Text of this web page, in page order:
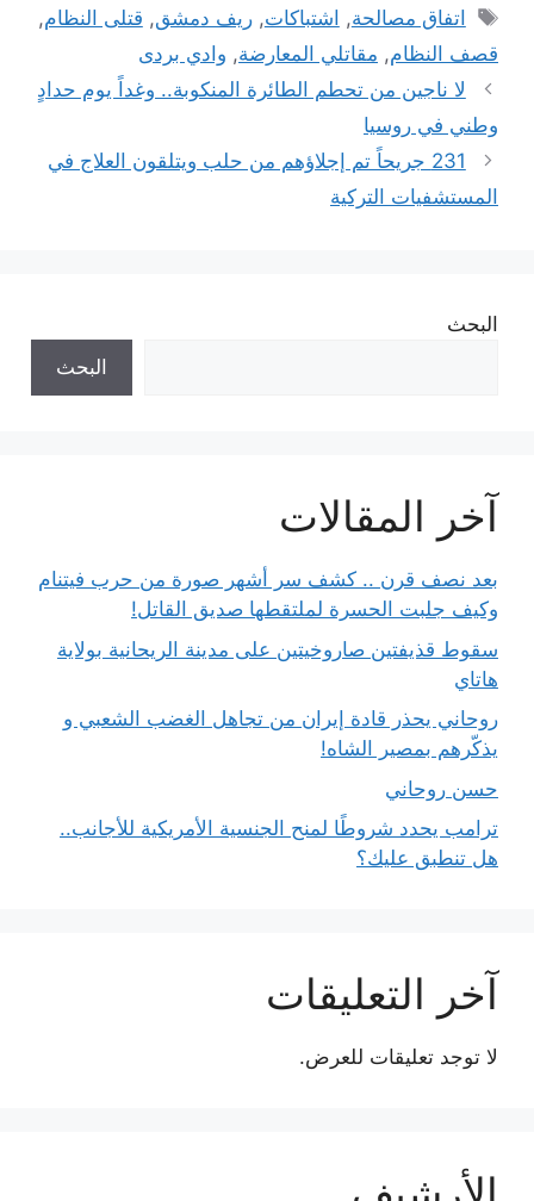
الوسوم
اتفاق مصالحة, اشتباكات,ريف دمشق, قتلى النظام,
قصف النظام, مقاتلي المعارضة, وادي بردى
لا ناجين من تحطم الطائرة المنكوبة.. وغداً يوم حدادٍ
وطني في روسيا
231 جريحاً تم إجلاؤهم من حلب ويتلقون العلاج في
المستشفيات التركية
البحث
البحث
آخر المقالات
بعد نصف قرن .. كشف سر أشهر صورة من حرب فيتنام
وكيف جلبت الحسرة لملتقطها صديق القاتل!
سقوط قذيفتين صاروخيتين على مدينة الريحانية بولاية
هاتاي
روحاني يحذر قادة إيران من تجاهل الغضب الشعبي و
يذكّرهم بمصير الشاه!
حسن روحاني
ترامب يحدد شروطًا لمنح الجنسية الأمريكية للأجانب..
هل تنطبق عليك؟
آخر التعليقات
لا توجد تعليقات للعرض.